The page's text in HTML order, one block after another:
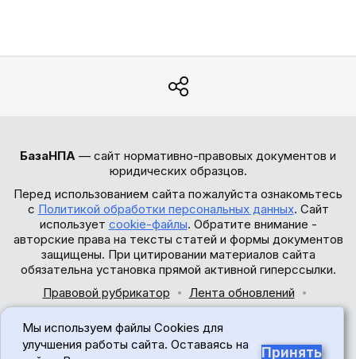
БазаНПА — сайт нормативно-правовых документов и
юридических образцов.
Перед использованием сайта пожалуйста ознакомьтесь
с Политикой обработки персональных данных. Сайт
использует cookie-файлы. Обратите внимание -
авторские права на тексты статей и формы документов
защищены. При цитировании материалов сайта
обязательна установка прямой активной гиперссылки.
Правовой рубрикатор
Лента обновлений
© 2017-2026
Мы используем файлы Cookies для
улучшения работы сайта. Оставаясь на
Принять